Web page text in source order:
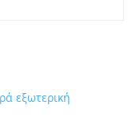
εξωτερική